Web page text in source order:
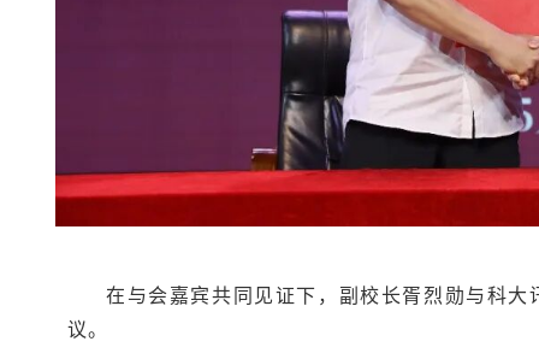
在与会嘉宾共同见证下，副校长胥烈勋与科
议。